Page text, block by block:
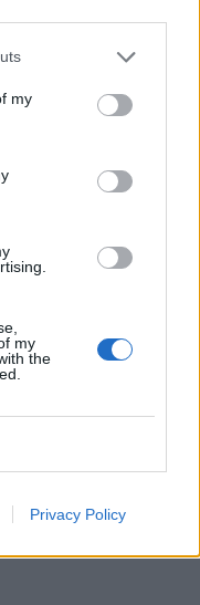
my
my
the
Privacy Policy
απαντήσεις
στο ΕΣΥ